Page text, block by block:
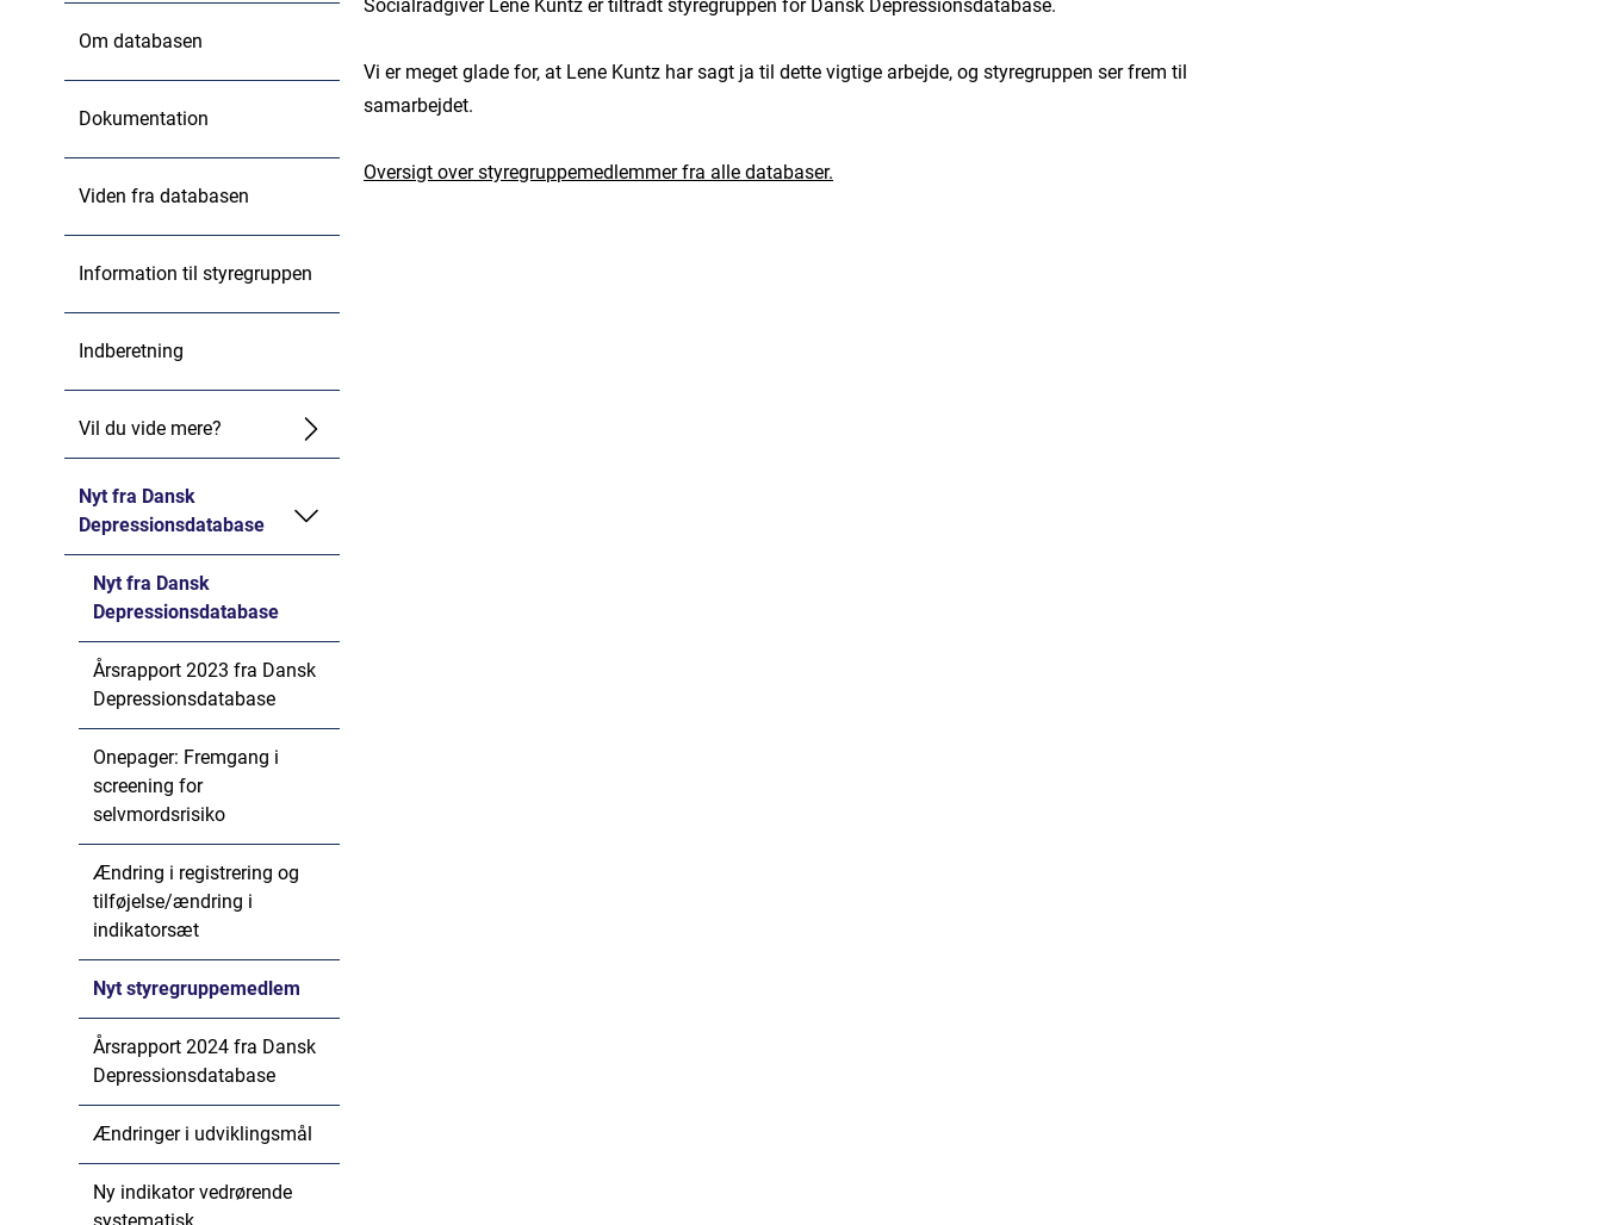
Om databasen
Dokumentation
Viden fra databasen
Information til styregruppen
Indberetning
Vil du vide mere?
Nyt fra Dansk
Depressionsdatabase
Nyt fra Dansk
Depressionsdatabase
Årsrapport 2023 fra Dansk
Depressionsdatabase
Onepager: Fremgang i
screening for
selvmordsrisiko
Ændring i registrering og
tilføjelse/ændring i
indikatorsæt
Nyt styregruppemedlem
Årsrapport 2024 fra Dansk
Depressionsdatabase
Ændringer i udviklingsmål
Ny indikator vedrørende
Socialrådgiver Lene Kuntz er tiltrådt styregruppen for Dansk Depressionsdatabase.
Vi er meget glade for, at Lene Kuntz har sagt ja til dette vigtige arbejde, og styregruppen ser frem til
samarbejdet.
Oversigt over styregruppemedlemmer fra alle databaser.